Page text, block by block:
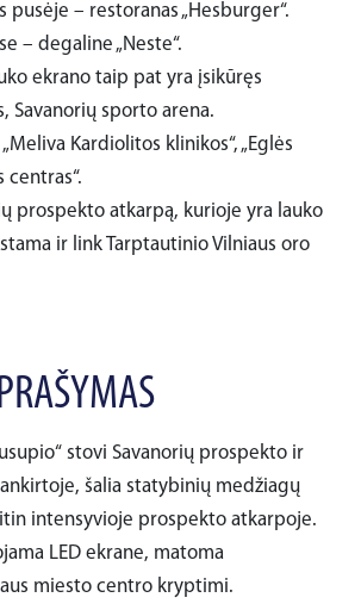
pusėje – restoranas „Hesburger“.
– degaline „Neste“.
ekrano taip pat yra įsikūręs
Savanorių sporto arena.
Kardiolitos klinikos“, „Eglės
prospekto atkarpą, kurioje yra lauko
ir link Tarptautinio Vilniaus oro
stovi Savanorių prospekto ir
šalia statybinių medžiagų
intensyvioje prospekto atkarpoje.
LED ekrane, matoma
miesto centro kryptimi.